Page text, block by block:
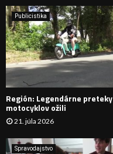
i
e
:
Publicistika
Región: Legendárne preteky
motocyklov ožili
21. júla 2026
Spravodajstvo